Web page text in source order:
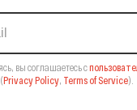
вы соглашаетесь с
(Privacy Policy, Terms of Service).